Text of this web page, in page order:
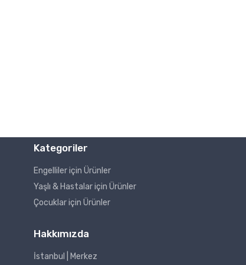
Kategoriler
Engelliler için Ürünler
Yaşlı & Hastalar için Ürünler
Çocuklar için Ürünler
Hakkımızda
İstanbul | Merkez